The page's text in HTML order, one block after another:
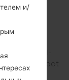
a/b/g/n, dual-
Direct, hotspot
и/